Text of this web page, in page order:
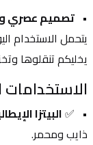
تصميم عصري
يخليكم تنقلوها
الاستخدامات
✅ البيتزا
ذايب ومحمر.